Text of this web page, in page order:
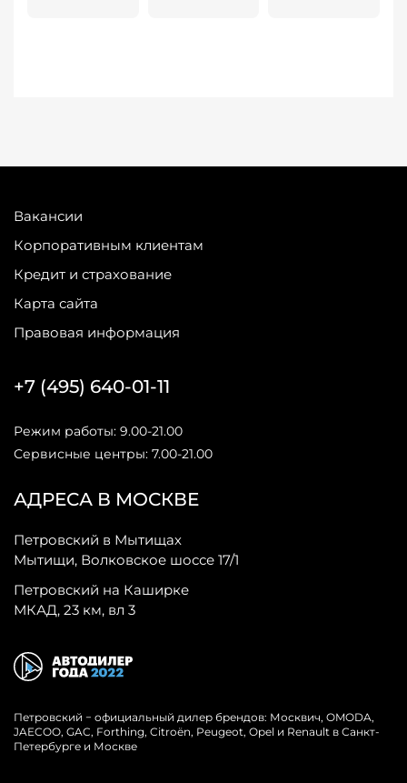
Вакансии
Корпоративным клиентам
Кредит и страхование
Карта сайта
Правовая информация
АДРЕСА В МОСКВЕ
Петровский в Мытищах
Мытищи, Волковское шоссе 17/1
Петровский на Каширке
МКАД, 23 км, вл 3
+7 (495) 640-01-11
Режим работы: 9.00-21.00
Сервисные центры: 7.00-21.00
Петровский − официальный дилер брендов: Москвич, OMODA,
JAECOO, GAC, Forthing, Citroёn, Peugeot, Opel и Renault в Санкт-
Петербурге и Москве